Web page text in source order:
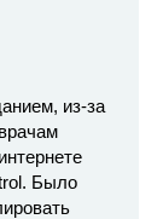
из-за
Было